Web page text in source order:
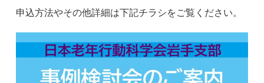
申込方法やその他詳細は下記チラシをご覧ください。